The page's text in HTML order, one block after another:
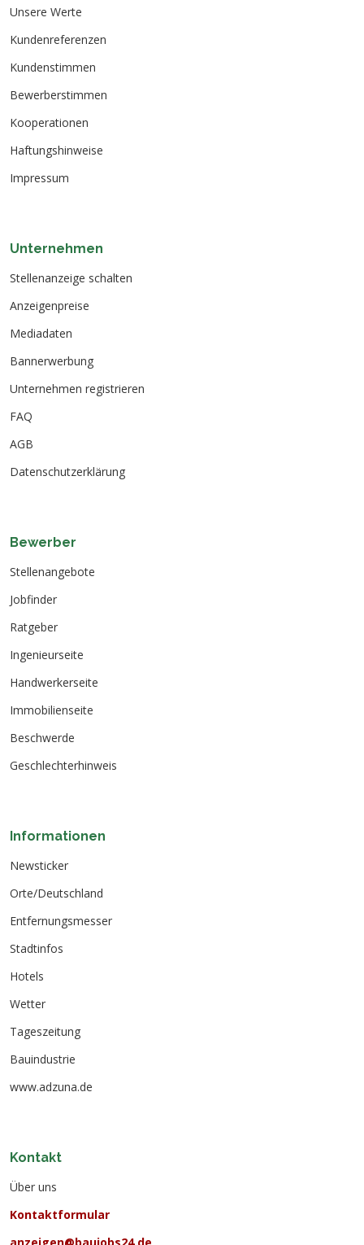
Unsere Werte
Kundenreferenzen
Kundenstimmen
Bewerberstimmen
Kooperationen
Haftungshinweise
Impressum
Unternehmen
Stellenanzeige schalten
Anzeigenpreise
Mediadaten
Bannerwerbung
Unternehmen registrieren
FAQ
AGB
Datenschutzerklärung
Bewerber
Stellenangebote
Jobfinder
Ratgeber
Ingenieurseite
Handwerkerseite
Immobilienseite
Beschwerde
Geschlechterhinweis
Informationen
Newsticker
Orte/Deutschland
Entfernungsmesser
Stadtinfos
Hotels
Wetter
Tageszeitung
Bauindustrie
www.adzuna.de
Kontakt
Über uns
Kontaktformular